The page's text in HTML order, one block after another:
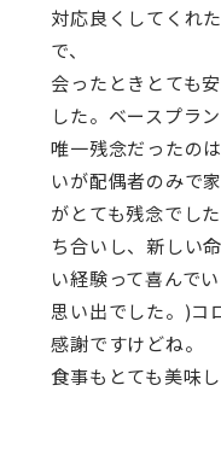
対応良くしてくれ
で、
会ったときとても
した。ベースプラ
唯一残念だったの
いが配偶者のみで
がとても残念でし
ち合いし、新しい
い経験って喜んで
思い出でした。)コ
感謝ですけどね。
食事もとても美味